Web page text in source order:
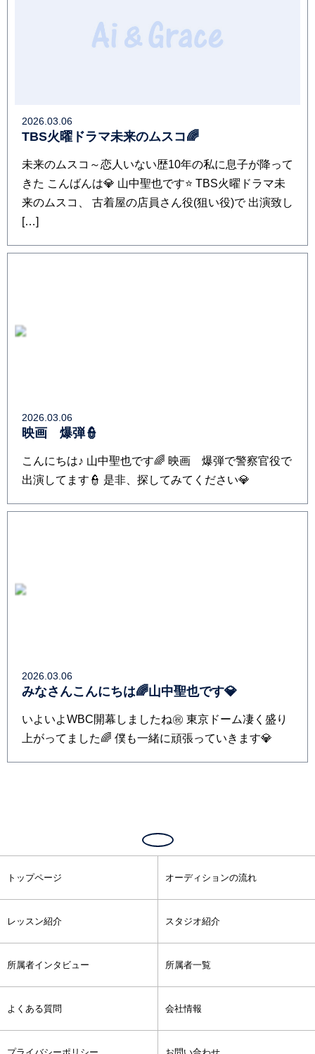
2026.03.06
TBS火曜ドラマ未来のムスコ🌈
未来のムスコ～恋人いない歴10年の私に息子が降って
きた こんばんは💎 山中聖也です⭐️ TBS火曜ドラマ未
来のムスコ、 古着屋の店員さん役(狙い役)で 出演致し
[…]
2026.03.06
映画 爆弾👮
こんにちは♪ 山中聖也です🌈 映画 爆弾で警察官役で
出演してます👮 是非、探してみてください💎
2026.03.06
みなさんこんにちは🌈山中聖也です💎
いよいよWBC開幕しましたね㊗️ 東京ドーム凄く盛り
上がってました🌈 僕も一緒に頑張っていきます💎
トップページ オーディションの流れ
レッスン紹介 スタジオ紹介
所属者インタビュー 所属者一覧
よくある質問 会社情報